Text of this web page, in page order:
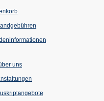
uns
einem